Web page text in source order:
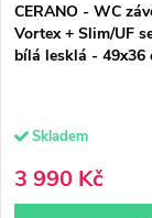
CERANO - WC
Vortex + Slim/UF
bílá lesklá - 49x36
Skladem
3 990 Kč